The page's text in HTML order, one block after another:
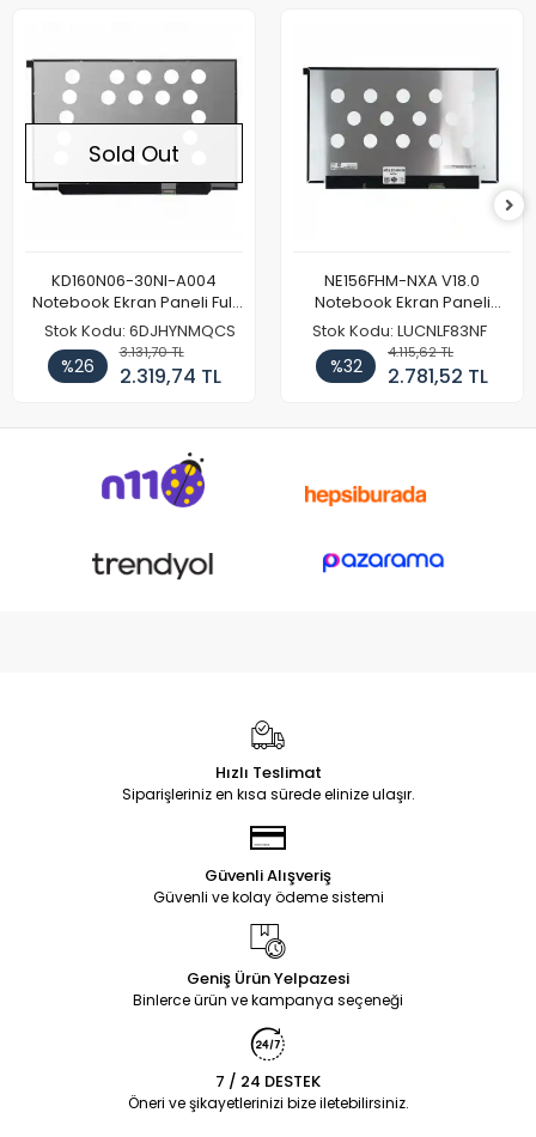
Sold Out
KD160N06-30NI-A004
Notebook Ekran Paneli Full
HD
Stok Kodu: 6DJHYNMQCS
%26
3.131,70 TL
2.319,74 TL
NE156FHM-NXA V18.0
Notebook Ekran Paneli
144Hz
Stok Kodu: LUCNLF83NF
%32
4.115,62 TL
2.781,52 TL
Hızlı Teslimat
Siparişleriniz en kısa sürede elinize ulaşır.
Güvenli Alışveriş
Güvenli ve kolay ödeme sistemi
Geniş Ürün Yelpazesi
Binlerce ürün ve kampanya seçeneği
7 / 24 DESTEK
Öneri ve şikayetlerinizi bize iletebilirsiniz.